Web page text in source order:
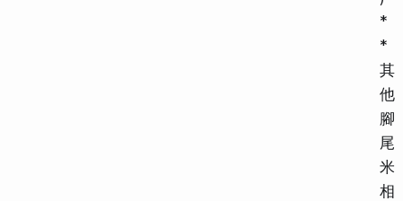
*
*
其
他
腳
尾
米
相